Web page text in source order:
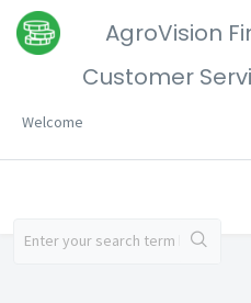
AgroVision
Customer
Welcome